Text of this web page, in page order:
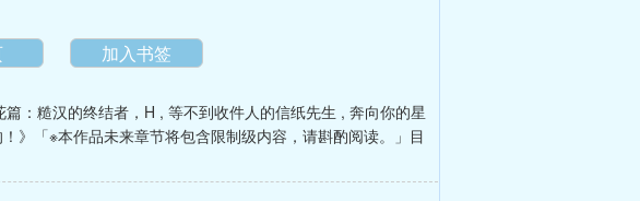
加入书签
篇：糙汉的终结者，H , 等不到收件人的信纸先生 , 奔向你的星
》「※本作品未来章节将包含限制级内容，请斟酌阅读。」目